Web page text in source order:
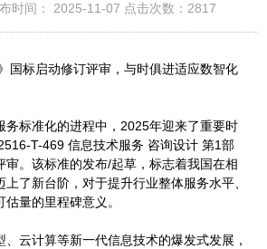
时间： 2025-11-07 点击次数： 2817
国标启动修订评审，与时俱进适应数智化
务标准化的进程中，2025年迎来了重要时
T-469 信息技术服务 咨询设计 第1部
审。该标准的发布/起草，标志着我国在相
了新台阶，对于提升行业整体服务水平、
量的里程碑意义。
云计算等新一代信息技术的爆发式发展，